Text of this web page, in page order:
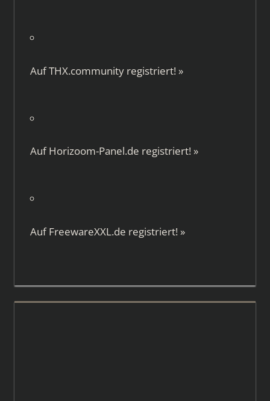
AufTHX.communityregistriert! »
AufHorizoom-Panel.de registriert! »
AufFreewareXXL.de registriert! »